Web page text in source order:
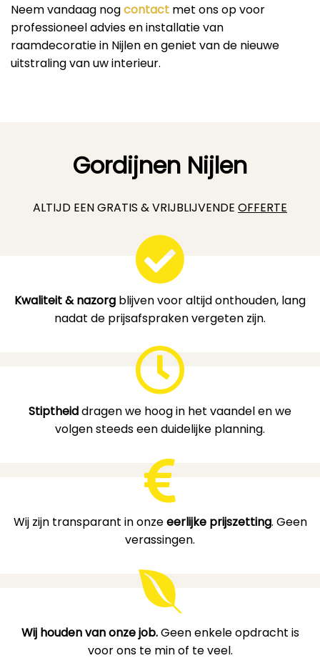
Neem vandaag nogcontact met ons op voor
professioneel advies en installatie van
raamdecoratie in Nijlen en geniet van de nieuwe
uitstraling van uw interieur.
Gordijnen Nijlen
ALTIJD EEN GRATIS & VRIJBLIJVENDE OFFERTE
Kwaliteit & nazorg blijven voor altijd onthouden, lang
nadat de prijsafspraken vergeten zijn.
Stiptheiddragen we hoog in het vaandel en we
volgen steeds een duidelijke planning.
Wij zijn transparant in onzeeerlijke prijszetting. Geen
verassingen.
Wij houden van onze job.Geen enkele opdracht is
voor ons te min of te veel.